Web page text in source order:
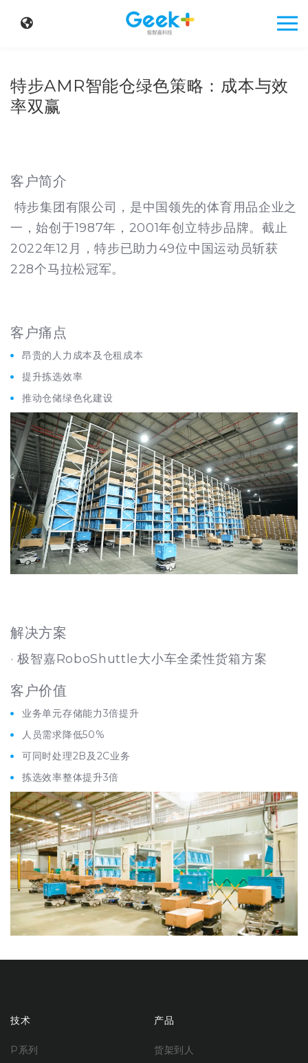
特步AMR智能仓绿色策略：成本与效
率双赢
客户简介
特步集团有限公司，是中国领先的体育用品企业之
一，始创于1987年，2001年创立特步品牌。截止
2022年12月，特步已助力49位中国运动员斩获
228个马拉松冠军。
客户痛点
昂贵的人力成本及仓租成本
提升拣选效率
推动仓储绿色化建设
解决方案
· 极智嘉RoboShuttle大小车全柔性货箱方案
客户价值
业务单元存储能力3倍提升
人员需求降低50%
可同时处理2B及2C业务
拣选效率整体提升3倍
技术
P系列
产品
货架到人